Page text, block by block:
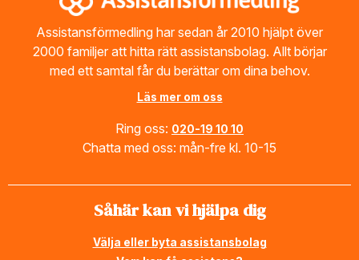
Assistansförmedling har sedan år 2010 hjälpt över
2000 familjer att hitta rätt assistansbolag. Allt börjar
med ett samtal får du berättar om dina behov.
Läs mer om oss
Ring oss: 020-19 10 10
Chatta med oss: mån-fre kl. 10-15
Såhär kan vi hjälpa dig
Välja eller byta assistansbolag